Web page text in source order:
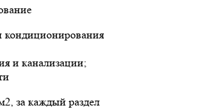
и канализации;
за каждый раздел